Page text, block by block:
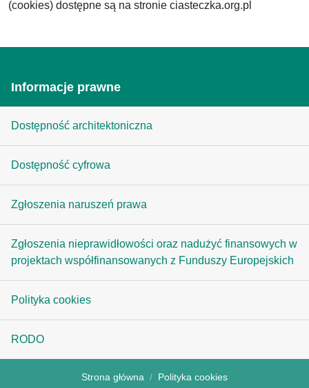
(cookies) dostępne są na stronie ciasteczka.org.pl
Informacje prawne
Dostępność architektoniczna
Dostępność cyfrowa
Zgłoszenia naruszeń prawa
Zgłoszenia nieprawidłowości oraz nadużyć finansowych w
projektach współfinansowanych z Funduszy Europejskich
Polityka cookies
RODO
Strona główna Polityka cookies